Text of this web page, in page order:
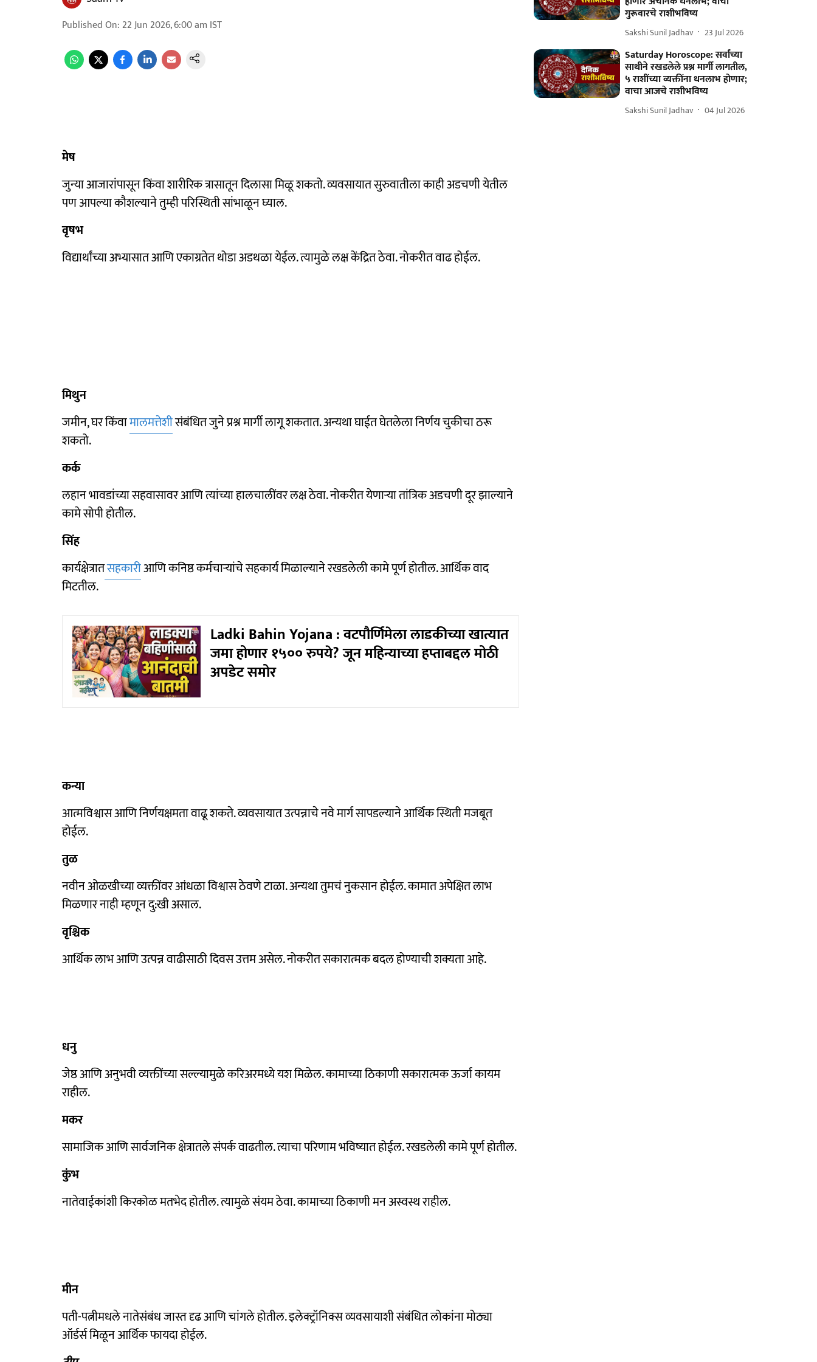
Published On: 22 Jun 2026, 6:00 am IST
मेष
जुन्या आजारांपासून किंवा शारीरिक त्रासातून दिलासा मिळू शकतो. व्यवसायात सुरुवातीला काही अडचणी येतील
पण आपल्या कौशल्याने तुम्ही परिस्थिती सांभाळून घ्याल.
वृषभ
विद्यार्थांच्या अभ्यासात आणि एकाग्रतेत थोडा अडथळा येईल. त्यामुळे लक्ष केंद्रित ठेवा. नोकरीत वाढ होईल.
मिथुन
जमीन, घर किंवामालमत्तेशीसंबंधित जुने प्रश्न मार्गी लागू शकतात. अन्यथा घाईत घेतलेला निर्णय चुकीचा ठरू
शकतो.
कर्क
लहान भावडांच्या सहवासावर आणि त्यांच्या हालचालींवर लक्ष ठेवा. नोकरीत येणाऱ्या तांत्रिक अडचणी दूर झाल्याने
कामे सोपी होतील.
सिंह
कार्यक्षेत्रातसहकारीआणि कनिष्ठ कर्मचाऱ्यांचे सहकार्य मिळाल्याने रखडलेली कामे पूर्ण होतील. आर्थिक वाद
मिटतील.
Ladki Bahin Yojana : वटपौर्णिमेला लाडकीच्या खात्यात
जमा होणार १५०० रुपये? जून महिन्याच्या हप्ताबद्दल मोठी
अपडेट समोर
कन्या
आत्मविश्वास आणि निर्णयक्षमता वाढू शकते. व्यवसायात उत्पन्नाचे नवे मार्ग सापडल्याने आर्थिक स्थिती मजबूत
होईल.
तुळ
नवीन ओळखीच्या व्यक्तींवर आंधळा विश्वास ठेवणे टाळा. अन्यथा तुमचं नुकसान होईल. कामात अपेक्षित लाभ
मिळणार नाही म्हणून दु:खी असाल.
वृश्चिक
आर्थिक लाभ आणि उत्पन्न वाढीसाठी दिवस उत्तम असेल. नोकरीत सकारात्मक बदल होण्याची शक्यता आहे.
धनु
जेष्ठ आणि अनुभवी व्यक्तींच्या सल्ल्यामुळे करिअरमध्ये यश मिळेल. कामाच्या ठिकाणी सकारात्मक ऊर्जा कायम
राहील.
मकर
सामाजिक आणि सार्वजनिक क्षेत्रातले संपर्क वाढतील. त्याचा परिणाम भविष्यात होईल. रखडलेली कामे पूर्ण होतील.
कुंभ
नातेवाईकांशी किरकोळ मतभेद होतील. त्यामुळे संयम ठेवा. कामाच्या ठिकाणी मन अस्वस्थ राहील.
मीन
पती-पत्नीमधले नातेसंबंध जास्त दृढ आणि चांगले होतील. इलेक्ट्रॉनिक्स व्यवसायाशी संबंधित लोकांना मोठ्या
ऑर्डर्स मिळून आर्थिक फायदा होईल.
गुरूवारचे राशीभविष्य
Sakshi Sunil Jadhav 23 Jul 2026
Saturday Horoscope: सर्वांच्या
साथीने रखडलेले प्रश्न मार्गी लागतील,
५ राशींच्या व्यक्तींना धनलाभ होणार;
वाचा आजचे राशीभविष्य
Sakshi Sunil Jadhav 04 Jul 2026